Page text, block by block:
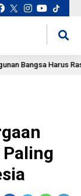
Harus
Paling